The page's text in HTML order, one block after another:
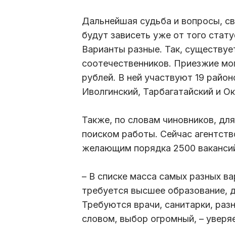
Дальнейшая судьба и вопросы,
будут зависеть уже от того
Варианты разные. Так,
соотечественников. Приезжие
рублей. В ней участвуют 19
Иволгинский, Тарбагатайский и
Также, по словам чиновников,
поиском работы. Сейчас
желающим порядка 2500
– В списке масса самых разных
требуется высшее образование,
Требуются врачи, санитарки,
словом, выбор огромный, –